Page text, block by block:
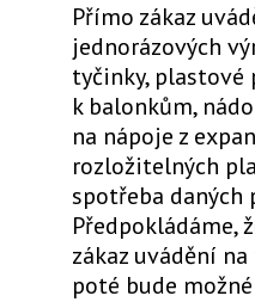
Přímo zákaz
jednorázových
tyčinky, plastové
k balonkům,
na nápoje z
rozložitelných
spotřeba daných
Předpokládáme,
zákaz uvádění
poté bude